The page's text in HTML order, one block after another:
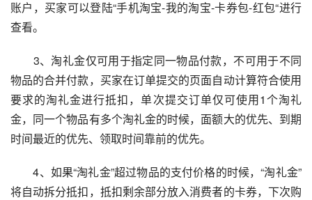
账户，买家可以登陆“手机淘宝-我的淘宝-卡券包-红包“进行
查看。
3、淘礼金仅可用于指定同一物品付款，不可用于不同
物品的合并付款，买家在订单提交的页面自动计算符合使用
要求的淘礼金进行抵扣，单次提交订单仅可使用1个淘礼
金，同一个物品有多个淘礼金的时候，面额大的优先、到期
时间最近的优先、领取时间靠前的优先。
4、如果“淘礼金”超过物品的支付价格的时候，“淘礼金”
将自动拆分抵扣，抵扣剩余部分放入消费者的卡券，下次购